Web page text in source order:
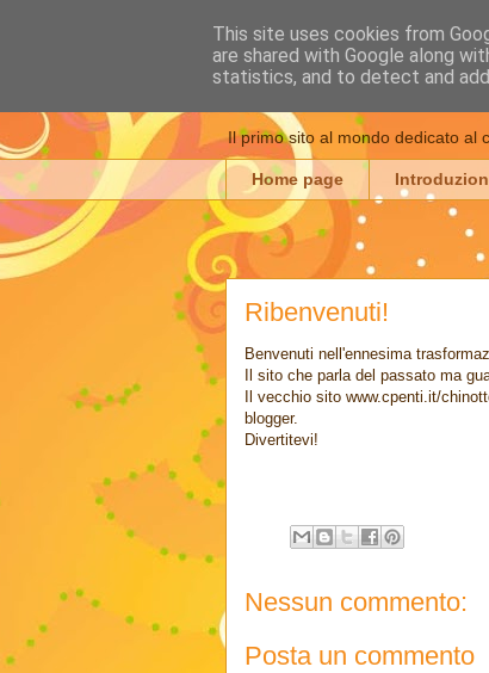
Chinotto:
Il primo sito al mondo dedicato al
Home page
Ribenvenuti!
Benvenuti nell'ennesima
Il sito che parla del passato ma
Il vecchio sito www.cpenti.it/
blogger.
Divertitevi!
Nessun commento:
Posta un commento
This site uses cookies from
are shared with Google along
statistics, and to detect and